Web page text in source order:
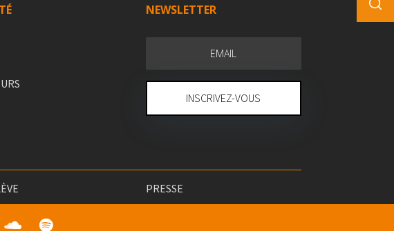
NEWSLETTER
INSCRIVEZ-VOUS
PRESSE